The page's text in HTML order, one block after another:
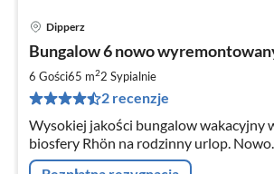
Dipperz
Bungalow 6 nowo
6 Gości65 m22 Sypialnie
2 recenzje
Wysokiej jakości bungalow wakacyjny
biosfery Rhön na rodzinny urlop. Nowo
wyremontowany w 2019 roku . Twój pies jest mile